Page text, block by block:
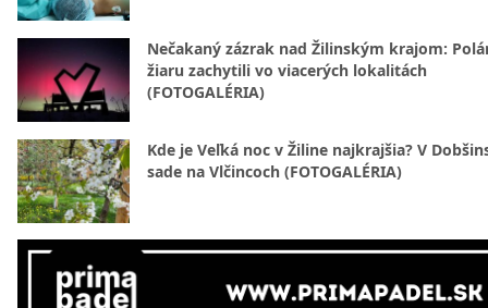
Nečakaný zázrak nad Žilinským krajom:
žiaru zachytili vo viacerých lokalitách
(FOTOGALÉRIA)
Kde je Veľká noc v Žiline najkrajšia? V
sade na Vlčincoch (FOTOGALÉRIA)